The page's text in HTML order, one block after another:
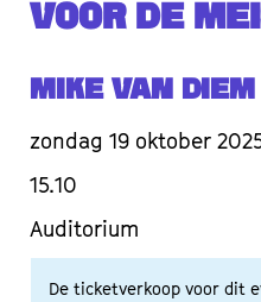
VOOR DE
Mike van Diem
zondag 19 oktober
15.10
Auditorium
De ticketverkoop voor dit